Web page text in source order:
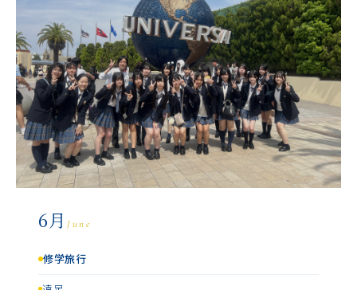
6月 June
修学旅行